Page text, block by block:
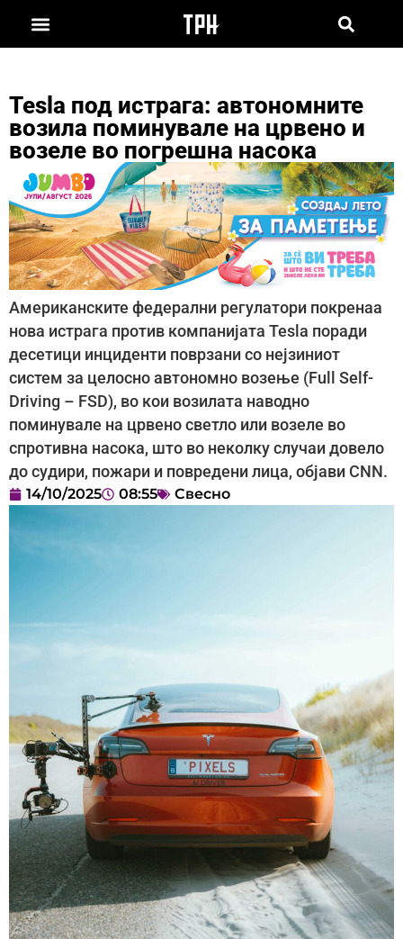
Tesla под истрага: автономните
возила поминувале на црвено и
возеле во погрешна насока
Американските федерални регулатори покренаа
нова истрага против компанијата Tesla поради
десетици инциденти поврзани со нејзиниот
систем за целосно автономно возење (Full Self-
Driving – FSD), во кои возилата наводно
поминувале на црвено светло или возеле во
спротивна насока, што во неколку случаи довело
до судири, пожари и повредени лица, објави CNN.
14/10/2025 08:55 Свесно